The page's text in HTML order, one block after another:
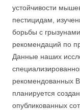
устойчивости
пестицидам,
борьбы с
рекомендаций по
Данные наших
рекомендованных
планируется
опубликованных